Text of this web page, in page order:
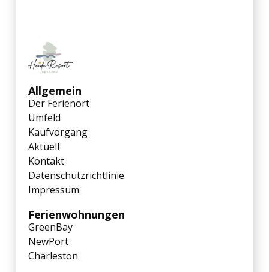
Allgemein
Der Ferienort
Umfeld
Kaufvorgang
Aktuell
Kontakt
Datenschutzrichtlinie
Impressum
Ferienwohnungen
GreenBay
NewPort
Charleston